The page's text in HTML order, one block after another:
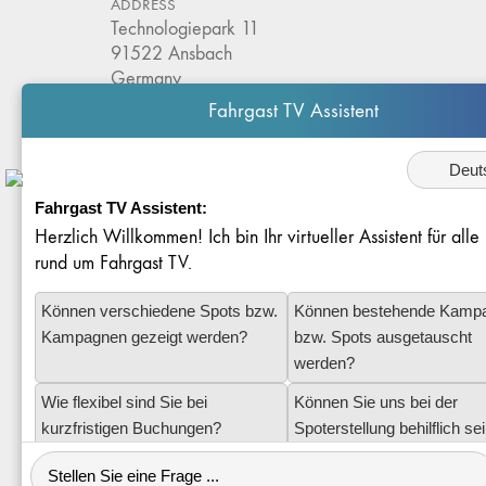
ADDRESS
Technologiepark 11
91522 Ansbach
Germany
+49 981 203 526 50
E-MAIL
info@redlof-medien.de
Privacy Policy
Cookie Settings
Corporate Info
Fahrgast TV Assistent
Sprache
Fahrgast TV Assistent:
Herzlich Willkommen! Ich bin Ihr virtueller Assistent für alle
rund um Fahrgast TV.
Können verschiedene Spots bzw.
Kampagnen gezeigt werden?
Können bestehende
bzw. Spots ausgetauscht
werden?
Wie flexibel sind Sie bei
kurzfristigen Buchungen?
Können Sie uns bei der
Spoterstellung behilflich